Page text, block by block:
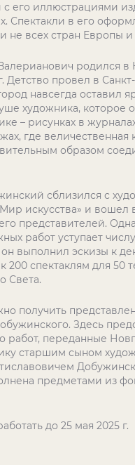
его иллюстрациями
Спектакли в его
не всех стран Европы
родился в
г. Детство провел в
навсегда оставил
художника, которое
– рисунках в
где величественная
образом
сблизился с
искусства» и вошел
представителей.
работ уступает
он выполнил эскизы к
200 спектаклям для 50
Света.
получить
Здесь
работ, переданные
старшим сыном
предметами из
до 25 мая 2025 г.